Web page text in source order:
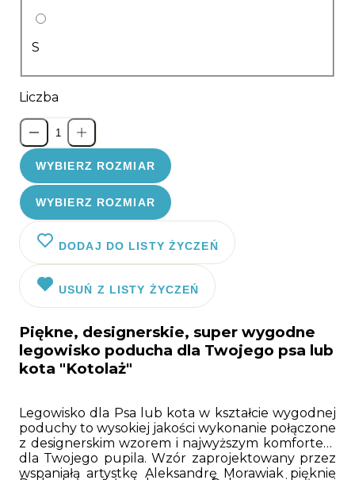
S
Liczba
WYBIERZ ROZMIAR
WYBIERZ ROZMIAR
DODAJ DO LISTY ŻYCZEŃ
USUŃ Z LISTY ŻYCZEŃ
Piękne, designerskie, super wygodne
legowisko poducha dla Twojego psa lub
kota "Kotolaż"
Legowisko dla Psa lub kota w kształcie wygodnej
poduchy to wysokiej jakości wykonanie połączone
z designerskim wzorem i najwyższym komfortem
dla Twojego pupila. Wzór zaprojektowany przez
wspaniałą artystkę Aleksandrę Morawiak pięknie